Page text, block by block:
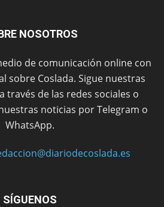
NOSOTROS
de comunicación online con
sobre Coslada. Sigue nuestras
través de las redes sociales o
noticias por Telegram o
WhatsApp.
SÍGUENOS